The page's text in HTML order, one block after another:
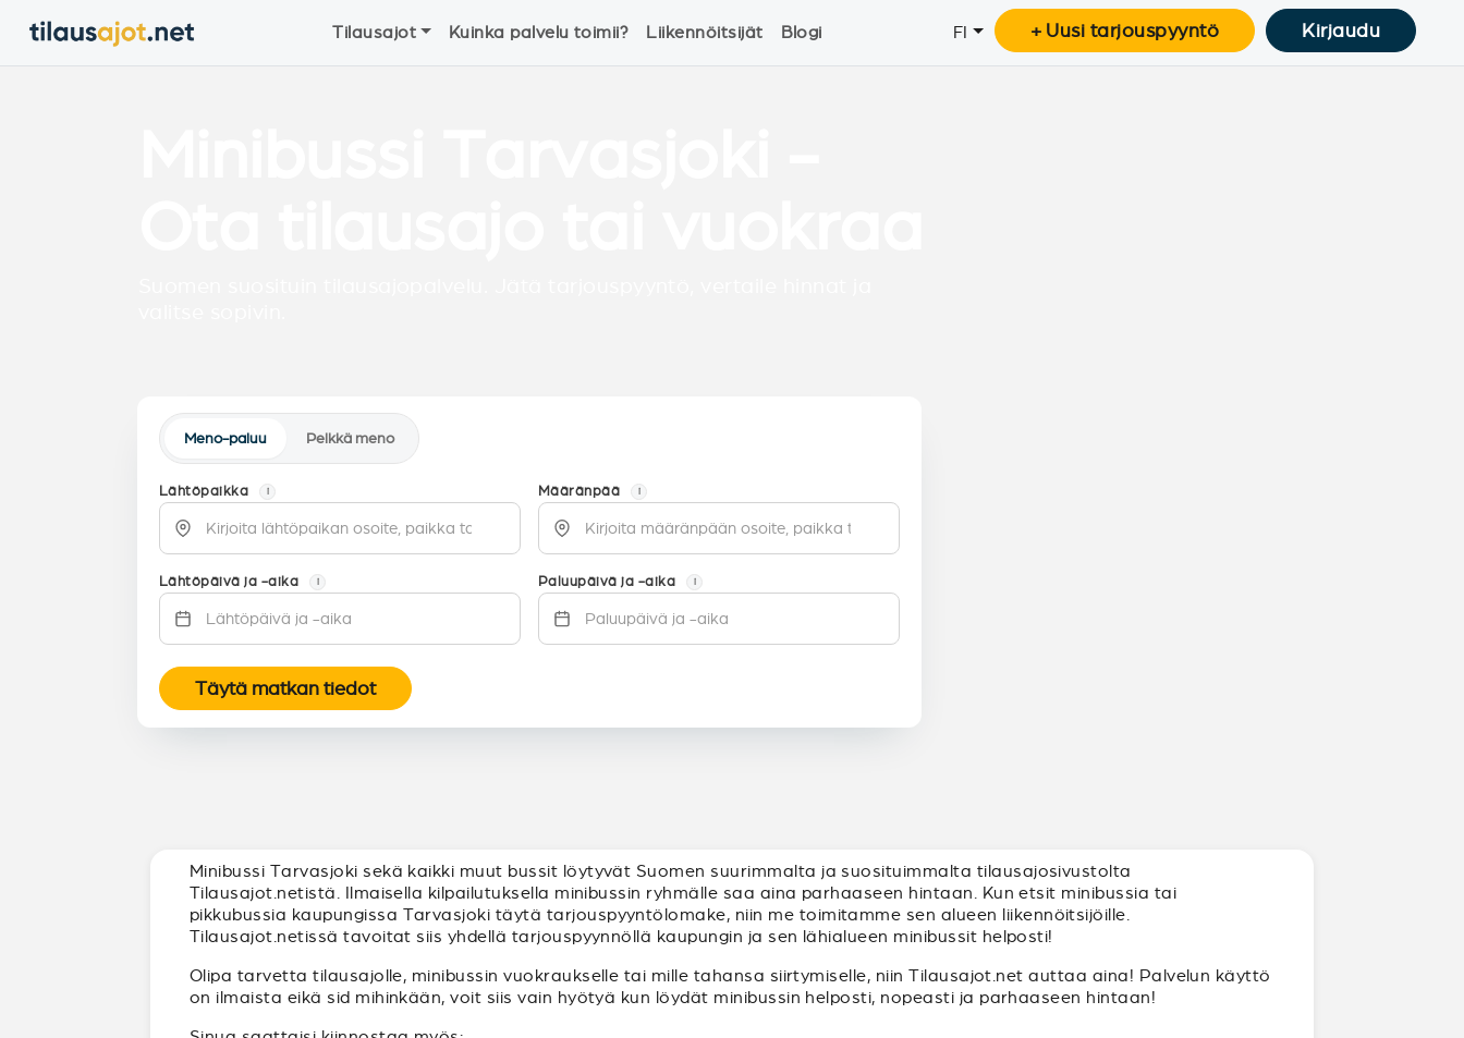
Tilausajot Kuinka palvelu toimii? Liikennöitsijät Blogi FI + Uusi tarjouspyyntö Kirjaudu
Meno-paluu Pelkkä meno
Lähtöpaikka i Määränpää i
Lähtöpäivä ja -aika i Paluupäivä ja -aika i
Täytä matkan tiedot
Minibussi Tarvasjoki sekä kaikki muut bussit löytyvät Suomen suurimmalta ja suosituimmalta tilausajosivustolta
Tilausajot.netistä. Ilmaisella kilpailutuksella minibussin ryhmälle saa aina parhaaseen hintaan. Kun etsit minibussia tai
pikkubussia kaupungissa Tarvasjoki täytä tarjouspyyntölomake, niin me toimitamme sen alueen liikennöitsijöille.
Tilausajot.netissä tavoitat siis yhdellä tarjouspyynnöllä kaupungin ja sen lähialueen minibussit helposti!
Olipa tarvetta tilausajolle, minibussin vuokraukselle tai mille tahansa siirtymiselle, niin Tilausajot.net auttaa aina! Palvelun käyttö
on ilmaista eikä sid mihinkään, voit siis vain hyötyä kun löydät minibussin helposti, nopeasti ja parhaaseen hintaan!